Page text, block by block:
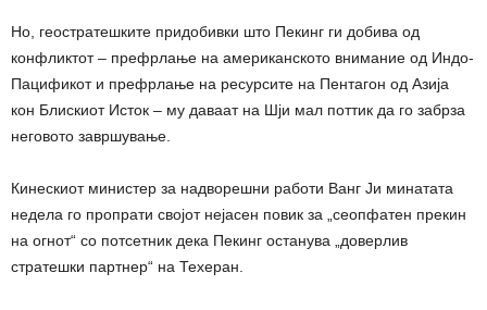
Но, геостратешките придобивки што Пекинг ги добива од
конфликтот – префрлање на американското внимание од Индо-
Пацификот и префрлање на ресурсите на Пентагон од Азија
кон Блискиот Исток – му даваат на Шји мал поттик да го забрза
неговото завршување.
Кинескиот министер за надворешни работи Ванг Ји минатата
недела го пропрати својот нејасен повик за „сеопфатен прекин
на огнот“ со потсетник дека Пекинг останува „доверлив
стратешки партнер“ на Техеран.